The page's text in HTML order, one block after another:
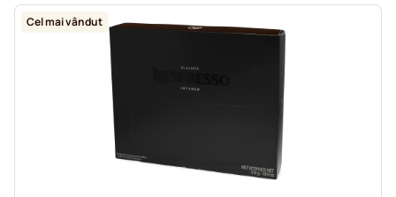
Cel mai vândut